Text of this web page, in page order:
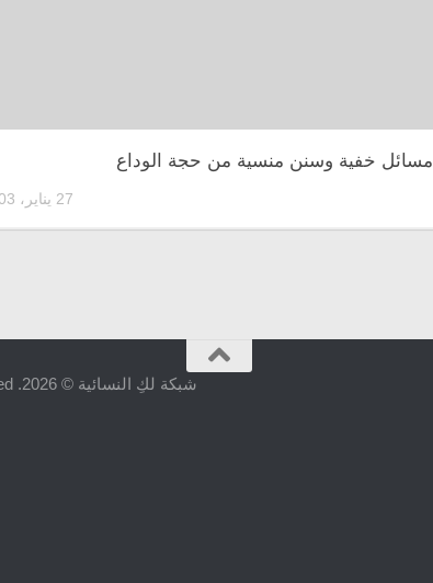
مسائل خفية وسنن منسية من حجة الوداع
27 يناير، 2003
شبكة لكِ النسائية © 2026. All Rights Reserved.